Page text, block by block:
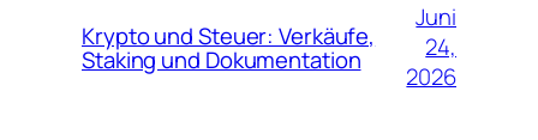
Krypto und Steuer: Verkäufe,
Staking und Dokumentation
Juni
24,
2026